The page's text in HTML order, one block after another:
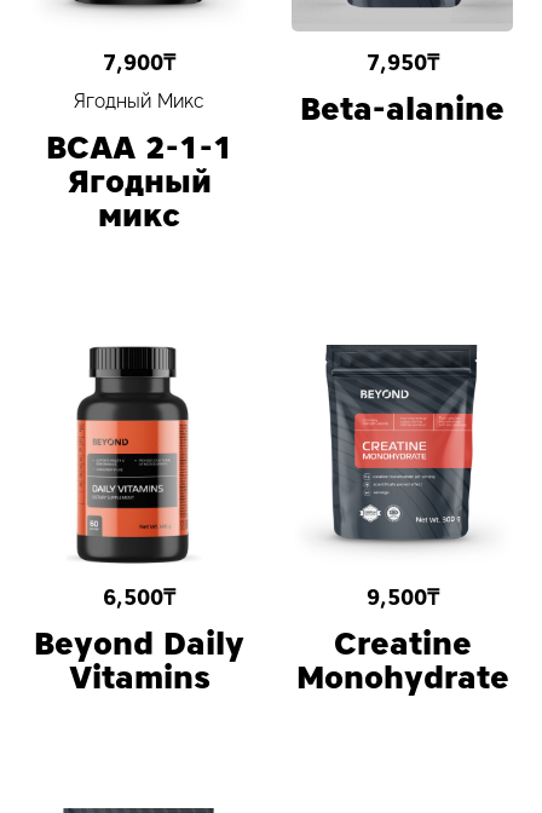
7,900₸
Ягодный Микс
BCAA 2-1-1
Ягодный
микс
7,950₸
Beta-alanine
6,500₸
Beyond Daily
Vitamins
9,500₸
Creatine
Monohydrate